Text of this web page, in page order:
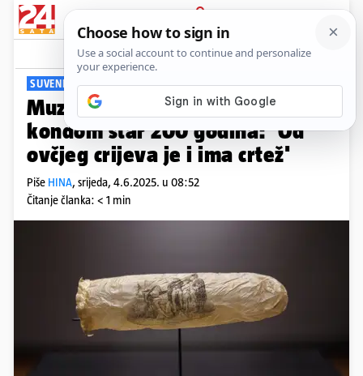
PRIJAVA
Viral Komentari
SUVENIR IZ BORDELA
Muzej u Amsterdamu izlaže
kondom star 200 godina: 'Od
ovčjeg crijeva je i ima crtež'
Piše HINA, srijeda, 4.6.2025. u 08:52
Čitanje članka: < 1 min